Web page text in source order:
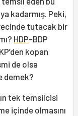
kadarmış. Peki,
tutacak bir
HDP-BDP
kopan
de olsa
demek?
tek temsilcisi
içinde olmasını